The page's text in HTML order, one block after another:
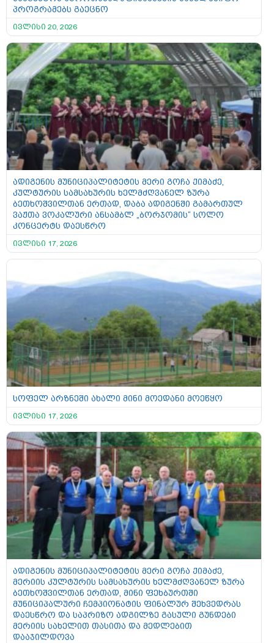
პროგრამებს გაეცნო
ივლისი 20, 2026
ადიგენის მუნიციპალიტეტის მერი გოჩა ქიმაძე,
კულტურის სამსახურის ხელმძღვანელ ზურა
ბეთხოშვილთან ერთად, დაბა ადიგენში გამართულ
ვაჟთა ვოკალური ანსამბლ „ბორჯომის“ სოლო
კონცერტს დაესწრო
ივლისი 17, 2026
სოფელ არზნეში ახალი მინი მოედანი მოეწყო
ივლისი 17, 2026
ადიგენის მუნიციპალიტეტის მერი გოჩა ქიმაძე,
მერიის კულტურის სამსახურის ხელმძღვანელ ზურა
ბეთხოშვილთან ერთად, მინი ფეხბურთში
მუნიციპალური ჩემპიონატის ფინალურ შეხვედრას
დაესწრო და საპრიზო ადგილზე გასული გუნდები
მერიის სახელით თასითა და მედლებით
დააჯილდოვა